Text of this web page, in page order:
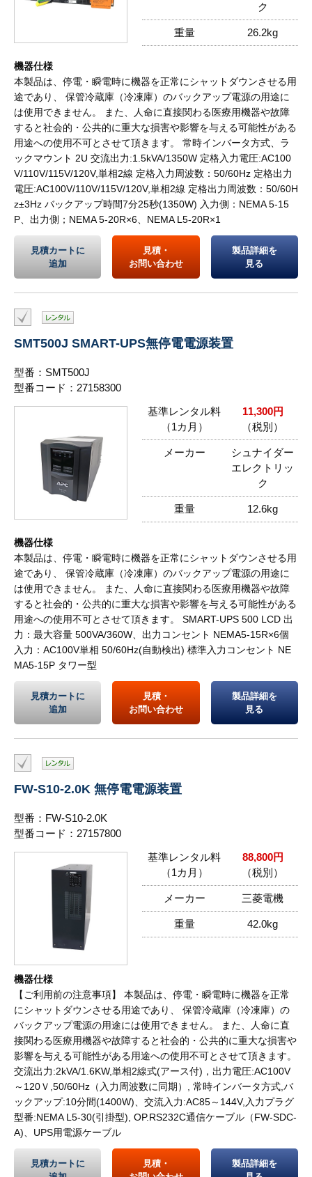
ク
重量 26.2kg
機器仕様
本製品は、停電・瞬電時に機器を正常にシャットダウンさせる用
途であり、 保管冷蔵庫（冷凍庫）のバックアップ電源の用途に
は使用できません。 また、人命に直接関わる医療用機器や故障
すると社会的・公共的に重大な損害や影響を与える可能性がある
用途への使用不可とさせて頂きます。 常時インバータ方式、ラ
ックマウント 2U 交流出力:1.5kVA/1350W 定格入力電圧:AC100
V/110V/115V/120V,単相2線 定格入力周波数：50/60Hz 定格出力
電圧:AC100V/110V/115V/120V,単相2線 定格出力周波数：50/60H
z±3Hz バックアップ時間7分25秒(1350W) 入力側：NEMA 5-15
P、出力側；NEMA 5-20R×6、NEMA L5-20R×1
見積カートに
追加
見積・
お問い合わせ
製品詳細を
見る
SMT500J SMART-UPS無停電電源装置
型番：SMT500J
型番コード：27158300
基準レンタル料
（1カ月）
11,300円
（税別）
メーカー
シュナイダー
エレクトリッ
ク
重量 12.6kg
機器仕様
本製品は、停電・瞬電時に機器を正常にシャットダウンさせる用
途であり、 保管冷蔵庫（冷凍庫）のバックアップ電源の用途に
は使用できません。 また、人命に直接関わる医療用機器や故障
すると社会的・公共的に重大な損害や影響を与える可能性がある
用途への使用不可とさせて頂きます。 SMART-UPS 500 LCD 出
力：最大容量 500VA/360W、出力コンセント NEMA5-15R×6個
入力：AC100V単相 50/60Hz(自動検出) 標準入力コンセント NE
MA5-15P タワー型
見積カートに
追加
見積・
お問い合わせ
製品詳細を
見る
FW-S10-2.0K 無停電電源装置
型番：FW-S10-2.0K
型番コード：27157800
基準レンタル料
（1カ月）
88,800円
（税別）
メーカー 三菱電機
重量 42.0kg
機器仕様
【ご利用前の注意事項】 本製品は、停電・瞬電時に機器を正常
にシャットダウンさせる用途であり、 保管冷蔵庫（冷凍庫）の
バックアップ電源の用途には使用できません。 また、人命に直
接関わる医療用機器や故障すると社会的・公共的に重大な損害や
影響を与える可能性がある用途への使用不可とさせて頂きます。
交流出力:2kVA/1.6KW,単相2線式(アース付)，出力電圧:AC100V
～120Ｖ,50/60Hz（入力周波数に同期）, 常時インバータ方式,バ
ックアップ:10分間(1400W)、交流入力:AC85～144V,入力プラグ
型番:NEMA L5-30(引掛型), OP.RS232C通信ケーブル（FW-SDC-
A)、UPS用電源ケーブル
見積カートに
見積・
製品詳細を